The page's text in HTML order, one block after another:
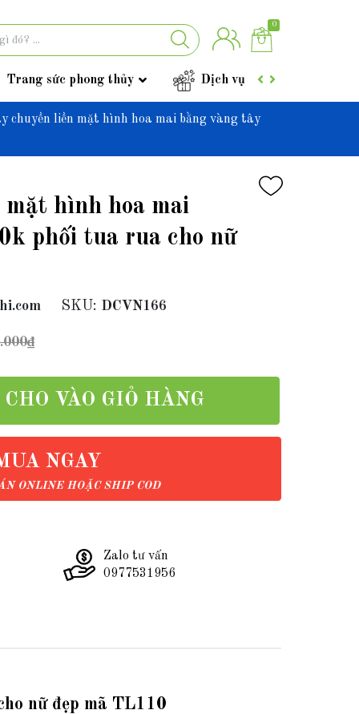
0
Trang sức phong thủy Dịch vụ
chuyền liền mặt hình hoa mai bằng vàng tây
hình hoa mai
phối tua rua cho nữ
SKU: DCVN166
CHO VÀO GIỎ HÀNG
NGAY
ONLINE HOẶC SHIP COD
Zalo tư vấn
0977531956
nữ đẹp mã TL110